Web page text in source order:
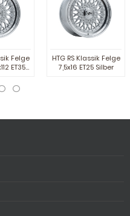
Felge
ET35
HTG RS Klassik Felge
7,5x16 ET25 Silber